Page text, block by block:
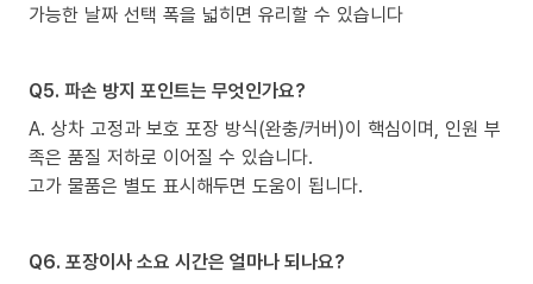
가능한 날짜 선택 폭을 넓히면 유리할 수 있습니다
Q5. 파손 방지 포인트는 무엇인가요?
A. 상차 고정과 보호 포장 방식(완충/커버)이 핵심이며, 인원 부
족은 품질 저하로 이어질 수 있습니다.
고가 물품은 별도 표시해두면 도움이 됩니다.
Q6. 포장이사 소요 시간은 얼마나 되나요?